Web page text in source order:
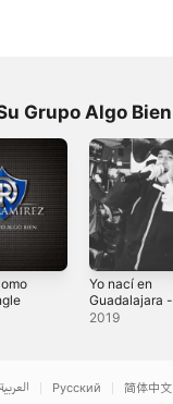
Grupo Algo Bien
Yo nací en
Guadalajara -
Single
2019
العربية Русский 简体中文